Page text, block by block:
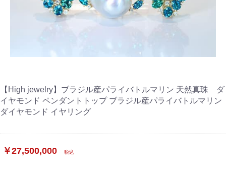
【High jewelry】ブラジル産パライバトルマリン 天然真珠 ダ
イヤモンド ペンダントトップ ブラジル産パライバトルマリン
ダイヤモンド イヤリング
￥27,500,000 税込